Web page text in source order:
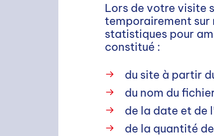
RECHERCHE
Lors de votre visite
temporairement sur
statistiques pour
constitué :
du site à partir
du nom du
de la date et de
de la quantité